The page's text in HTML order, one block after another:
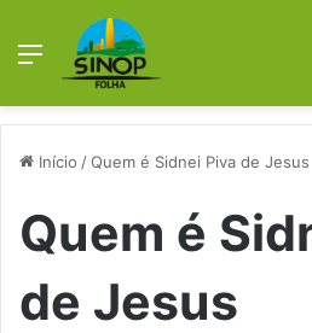
Menu
Início /Quem é Sidnei Piva de Jesus
Quem é
de Jesus